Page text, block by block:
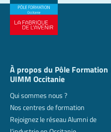
À propos du Pôle Formation
UIMM Occitanie
Qui sommes nous ?
Nos centres de formation
Rejoignez le réseau Alumni de